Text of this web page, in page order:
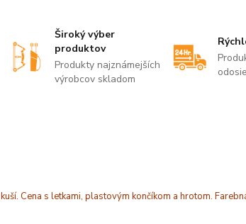
Široký výber
produktov
Produkty najznámejších
výrobcov skladom
Cena s letkami, plastovým končíkom a hrotom.